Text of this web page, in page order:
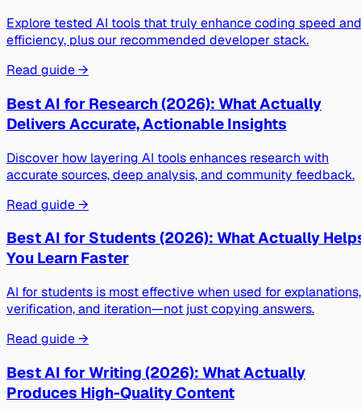
Explore tested AI tools that truly enhance coding speed and
efficiency, plus our recommended developer stack.
Read guide →
Best AI for Research (2026): What Actually
Delivers Accurate, Actionable Insights
Discover how layering AI tools enhances research with
accurate sources, deep analysis, and community feedback.
Read guide →
Best AI for Students (2026): What Actually
You Learn Faster
AI for students is most effective when used for explanations,
verification, and iteration—not just copying answers.
Read guide →
Best AI for Writing (2026): What Actually
Produces High-Quality Content